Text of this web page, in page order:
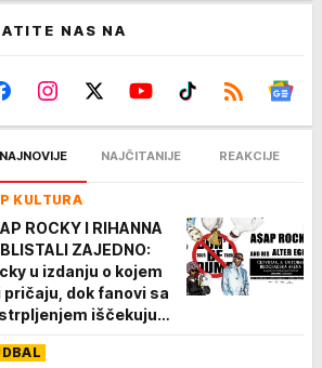
NAS NA
NAJNOVIJE NAJČITANIJE REAKCIJE
KULTURA
ROCKY I RIHANNA
ZAJEDNO:
u izdanju o kojem
pričaju, dok fanovi sa
iščekuju
Areni!